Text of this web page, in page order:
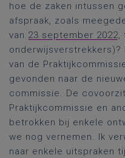
hoe de zaken intussen
afspraak, zoals
van 23 september 2022,
van de
gevonden naar de
commissie. De
Praktijkcommissie en
betrokken bij enkele
we nog vernemen. Ik
naar enkele uitspraken